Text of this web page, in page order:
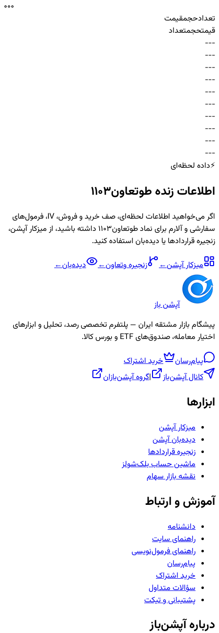
000
تعدادحجمقیمت
قیمتحجمتعداد
-
-
-
-
-
-
-
-
-
-
-
-
-
-
-
-
-
-
-
-
-
-
-
-
-
-
-
-
-
-
⚡داده لحظه‌ای
اطلاعات زنده طوتعاون1103
اگر می‌خواهید اطلاعات لحظه‌ای، صف خرید و فروش، IV، فرمول‌های
سفارشی و آلارم برای نمادطوتعاون1103
داشته باشید، از میزکار آپشن،
زنجیره قراردادها یا دیده‌بان استفاده کنید.
میزکار آپشن← زنجیرهوتعاون← دیده‌بان←
آپشن باز
پیشگام بازار مشتقه ایران — پلتفرم تخصصی رصد، تحلیل و ابزارهای
اختیار معامله، صندوق‌های ETF و بورس کالا.
پیام‌رسان
خرید اشتراک
کانال آپشن‌باز
|گروه آپشن‌بازان
ابزارها
میزکار آپشن
دیده‌بان آپشن
زنجیره قراردادها
ماشین حساب بلک‌شولز
نقشه بازار سهام
آموزش و ارتباط
دانشنامه
راهنمای سایت
راهنمای فرمول‌نویسی
پیام‌رسان
خرید اشتراک
سؤالات متداول
پشتیبانی و تیکت
درباره آپشن‌باز